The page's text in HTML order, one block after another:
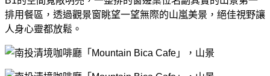
排用餐區，透過觀景窗眺望一望無際的山嵐美景，絕佳視野讓
人身心靈都放鬆。